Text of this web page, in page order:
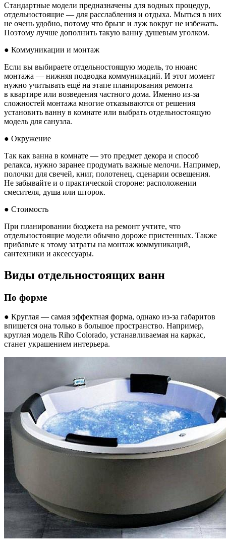
Стандартные модели предназначены для водных процедур,
отдельностоящие — для расслабления и отдыха. Мыться в них
не очень удобно, потому что брызг и луж вокруг не избежать.
Поэтому лучше дополнить такую ванну душевым уголком.
● Коммуникации и монтаж
Если вы выбираете отдельностоящую модель, то нюанс
монтажа — нижняя подводка коммуникаций. И этот момент
нужно учитывать ещё на этапе планирования ремонта
в квартире или возведения частного дома. Именно из-за
сложностей монтажа многие отказываются от решения
установить ванну в комнате или выбрать отдельностоящую
модель для санузла.
● Окружение
Так как ванна в комнате — это предмет декора и способ
релакса, нужно заранее продумать важные мелочи. Например,
полочки для свечей, книг, полотенец, сценарии освещения.
Не забывайте и о практической стороне: расположении
смесителя, душа или шторок.
● Стоимость
При планировании бюджета на ремонт учтите, что
отдельностоящие модели обычно дороже пристенных. Также
прибавьте к этому затраты на монтаж коммуникаций,
сантехники и аксессуары.
Виды отдельностоящих ванн
По форме
● Круглая — самая эффектная форма, однако из-за габаритов
впишется она только в большое пространство. Например,
круглая модель Riho Colorado, устанавливаемая на каркас,
станет украшением интерьера.